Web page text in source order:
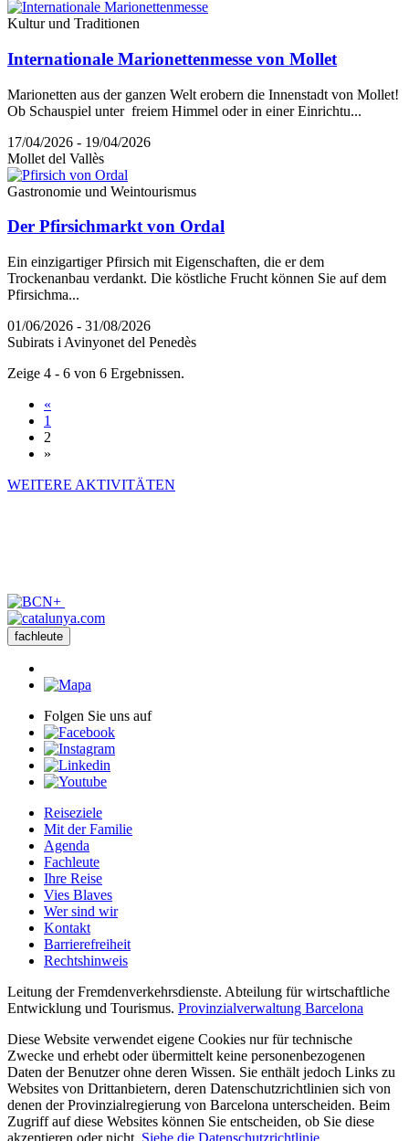
Kultur und Traditionen
Internationale Marionettenmesse von Mollet
Marionetten aus der ganzen Welt erobern die Innenstadt von Mollet!
Ob Schauspiel unter freiem Himmel oder in einer Einrichtu...
17/04/2026 - 19/04/2026
Mollet del Vallès
Gastronomie und Weintourismus
Der Pfirsichmarkt von Ordal
Ein einzigartiger Pfirsich mit Eigenschaften, die er dem
Trockenanbau verdankt. Die köstliche Frucht können Sie auf dem
Pfirsichma...
01/06/2026 - 31/08/2026
Subirats i Avinyonet del Penedès
Zeige 4 - 6 von 6 Ergebnissen.
«
1
2
»
WEITERE AKTIVITÄTEN
fachleute
Folgen Sie uns auf
Reiseziele
Mit der Familie
Agenda
Fachleute
Ihre Reise
Vies Blaves
Wer sind wir
Kontakt
Barrierefreiheit
Rechtshinweis
Leitung der Fremdenverkehrsdienste. Abteilung für wirtschaftliche
Entwicklung und Tourismus. Provinzialverwaltung Barcelona
Diese Website verwendet eigene Cookies nur für technische
Zwecke und erhebt oder übermittelt keine personenbezogenen
Daten der Benutzer ohne deren Wissen. Sie enthält jedoch Links zu
Websites von Drittanbietern, deren Datenschutzrichtlinien sich von
denen der Provinzialregierung von Barcelona unterscheiden. Beim
Zugriff auf diese Websites können Sie entscheiden, ob Sie diese
akzeptieren oder nicht. Siehe die Datenschutzrichtlinie